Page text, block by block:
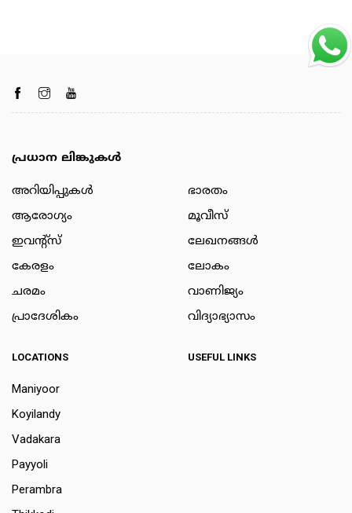
പ്രധാന ലിങ്കുകൾ
അറിയിപ്പുകള്‍
ആരോഗ്യം
ഇവന്റ്സ്
കേരളം
ചരമം
പ്രാദേശികം
ഭാരതം
മൂവീസ്
ലേഖനങ്ങള്‍
ലോകം
വാണിജ്യം
വിദ്യാഭ്യാസം
LOCATIONS
Maniyoor
Koyilandy
Vadakara
Payyoli
Perambra
USEFUL LINKS